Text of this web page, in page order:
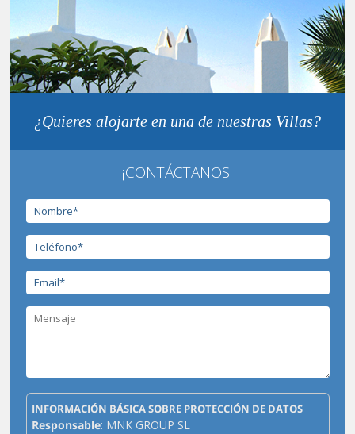
¿Quieres alojarte en una de nuestras Villas?
¡CONTÁCTANOS!
INFORMACIÓN BÁSICA SOBRE PROTECCIÓN DE DATOS
Responsable: MNK GROUP SL